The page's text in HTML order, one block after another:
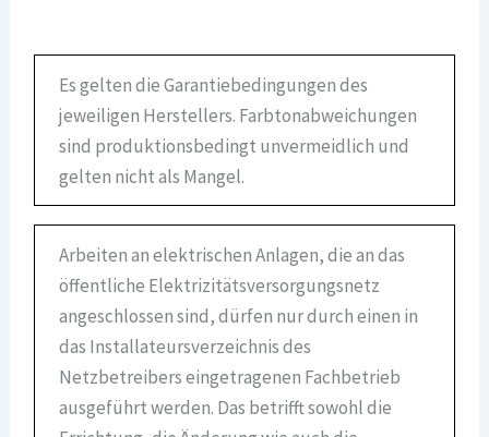
Es gelten die Garantiebedingungen des
jeweiligen Herstellers. Farbtonabweichungen
sind produktionsbedingt unvermeidlich und
gelten nicht als Mangel.
Arbeiten an elektrischen Anlagen, die an das
öffentliche Elektrizitätsversorgungsnetz
angeschlossen sind, dürfen nur durch einen in
das Installateursverzeichnis des
Netzbetreibers eingetragenen Fachbetrieb
ausgeführt werden. Das betrifft sowohl die